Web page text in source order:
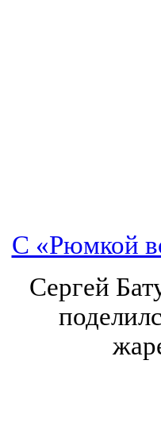
С «Рюмкой
Сергей